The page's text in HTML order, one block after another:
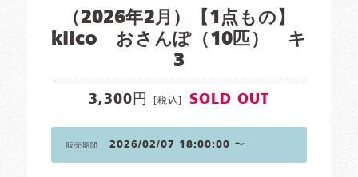
（2026年2月）【1点もの】
kiico おさんぽ（10匹） キ
3
3,300円 [税込] SOLD OUT
販売期間 2026/02/07 18:00:00 〜